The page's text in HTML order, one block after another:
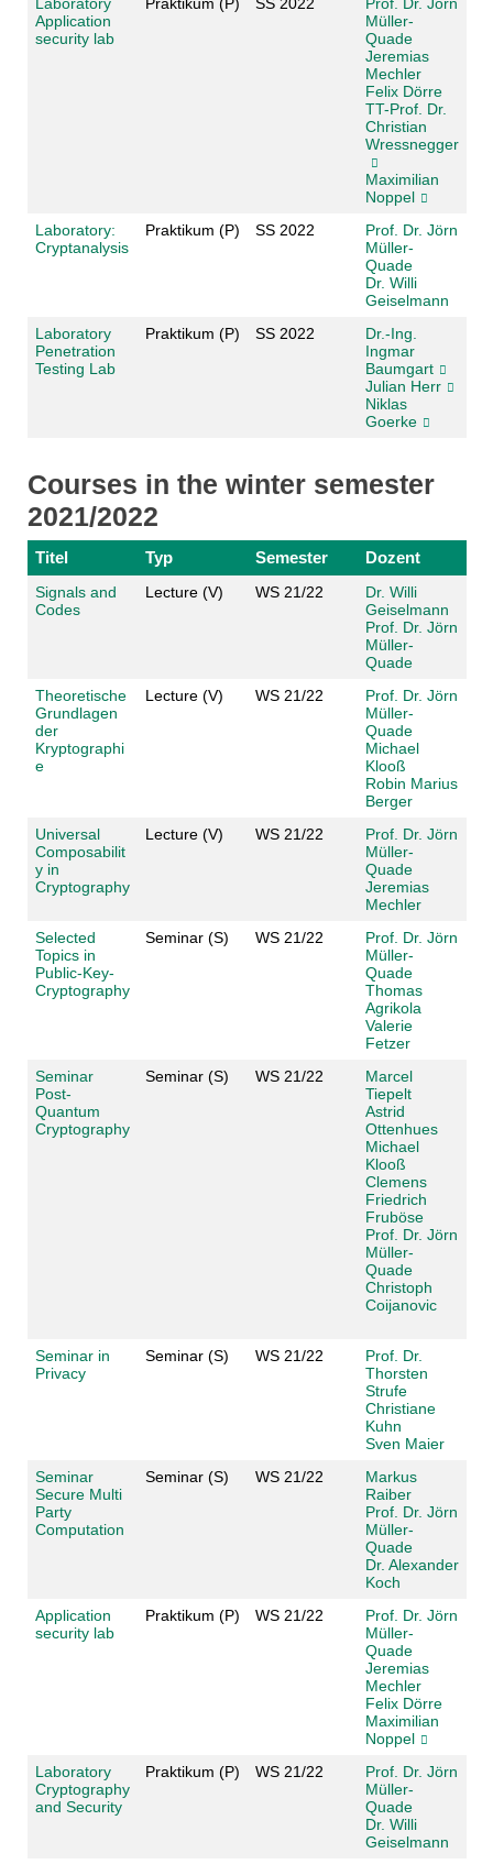
Application
security lab
Müller-
Quade
Jeremias
Mechler
Felix Dörre
TT-Prof. Dr.
Christian
Wressnegger
Maximilian
Noppel
Laboratory:
Cryptanalysis
Praktikum (P) SS 2022
Prof. Dr. Jörn
Müller-
Quade
Dr. Willi
Geiselmann
Laboratory
Penetration
Testing Lab
Praktikum (P) SS 2022
Dr.-Ing.
Ingmar
Baumgart
Julian Herr
Niklas
Goerke
Courses in the winter semester
2021/2022
Titel Typ Semester Dozent
Signals and
Codes
Lecture (V) WS 21/22
Dr. Willi
Geiselmann
Prof. Dr. Jörn
Müller-
Quade
Theoretische
Grundlagen
der
Kryptographi
e
Lecture (V) WS 21/22
Prof. Dr. Jörn
Müller-
Quade
Michael
Klooß
Robin Marius
Berger
Universal
Composabilit
y in
Cryptography
Lecture (V) WS 21/22
Prof. Dr. Jörn
Müller-
Quade
Jeremias
Mechler
Selected
Topics in
Public-Key-
Cryptography
Seminar (S) WS 21/22
Prof. Dr. Jörn
Müller-
Quade
Thomas
Agrikola
Valerie
Fetzer
Seminar
Post-
Quantum
Cryptography
Seminar (S) WS 21/22
Marcel
Tiepelt
Astrid
Ottenhues
Michael
Klooß
Clemens
Friedrich
Fruböse
Prof. Dr. Jörn
Müller-
Quade
Christoph
Coijanovic
Seminar in
Privacy
Seminar (S) WS 21/22
Prof. Dr.
Thorsten
Strufe
Christiane
Kuhn
Sven Maier
Seminar
Secure Multi
Party
Computation
Seminar (S) WS 21/22
Markus
Raiber
Prof. Dr. Jörn
Müller-
Quade
Dr. Alexander
Koch
Application
security lab
Praktikum (P) WS 21/22
Prof. Dr. Jörn
Müller-
Quade
Jeremias
Mechler
Felix Dörre
Maximilian
Noppel
Laboratory
Cryptography
and Security
Praktikum (P) WS 21/22
Prof. Dr. Jörn
Müller-
Quade
Dr. Willi
Geiselmann